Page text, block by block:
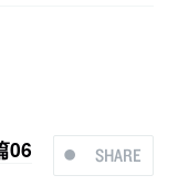
SHARE
06